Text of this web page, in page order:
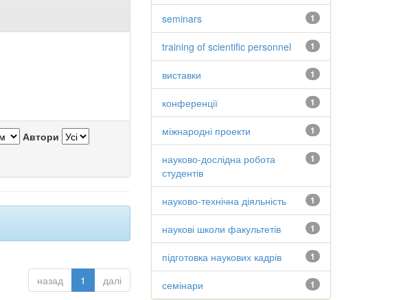
Автори
назад 1 далі
1
seminars
1
training of scientific personnel
1
виставки
1
конференції
1
міжнародні проекти
1
науково-дослідна робота
студентів
1
науково-технічна діяльність
1
наукові школи факультетів
1
підготовка наукових кадрів
1
семінари